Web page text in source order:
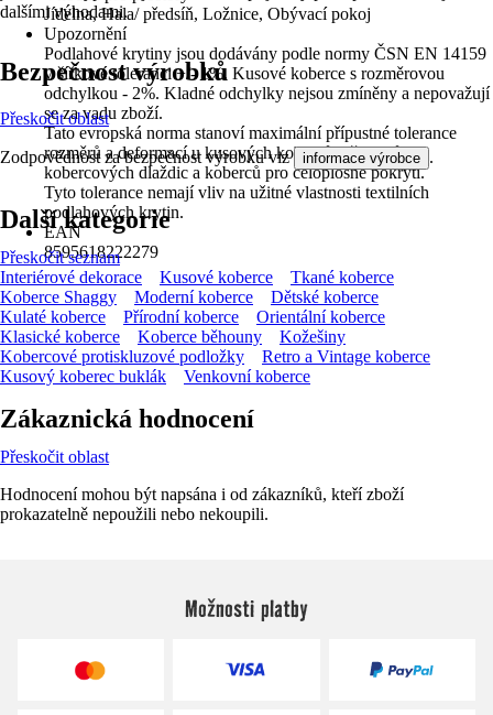
Jídelna, Hala/ předsíň, Ložnice, Obývací pokoj
Upozornění
Podlahové krytiny jsou dodávány podle normy ČSN EN 14159
v šířkové toleranci +/- 1%. Kusové koberce s rozměrovou
odchylkou - 2%. Kladné odchylky nejsou zmíněny a nepovažují
se za vadu zboží.
Tato evropská norma stanoví maximální přípustné tolerance
rozměrů a deformací u kusových koberců, běhounů,
kobercových dlaždic a koberců pro celoplošné pokrytí.
Tyto tolerance nemají vliv na užitné vlastnosti textilních
podlahových krytin.
EAN
8595618222279
dalšími výhodami.
Bezpečnost výrobků
Přeskočit oblast
Zodpovědnost za bezpečnost výrobku viz informace výrobce .
Další kategorie
Přeskočit seznam
Interiérové dekorace
Kusové koberce
Tkané koberce
Koberce Shaggy
Moderní koberce
Dětské koberce
Kulaté koberce
Přírodní koberce
Orientální koberce
Klasické koberce
Koberce běhouny
Kožešiny
Kobercové protiskluzové podložky
Retro a Vintage koberce
Kusový koberec buklák
Venkovní koberce
Zákaznická hodnocení
Přeskočit oblast
Hodnocení mohou být napsána i od zákazníků, kteří zboží
prokazatelně nepoužili nebo nekoupili.
Možnosti platby